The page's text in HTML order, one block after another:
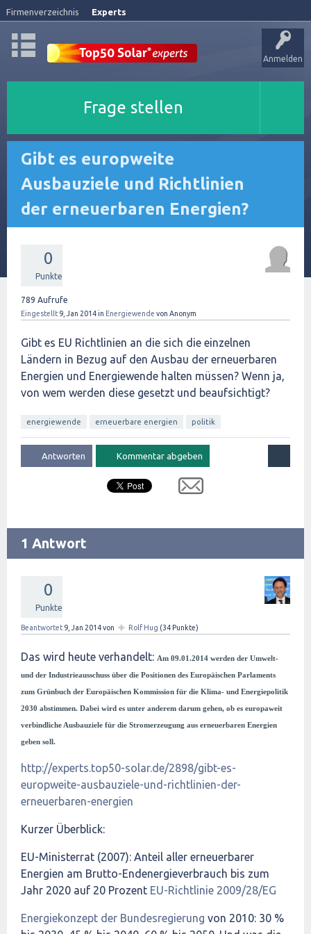
Firmenverzeichnis Experts
Anmelden
Frage stellen
Gibt es europweite
Ausbauziele und Richtlinien
der erneuerbaren Energien?
0
Punkte
789 Aufrufe
Eingestellt 9, Jan 2014in Energiewende von Anonym
Gibt es EU Richtlinien an die sich die einzelnen
Ländern in Bezug auf den Ausbau der erneuerbaren
Energien und Energiewende halten müssen? Wenn ja,
von wem werden diese gesetzt und beaufsichtigt?
energiewende erneuerbare energien politik
1 Antwort
0
Punkte
Beantwortet 9, Jan 2014von ✦ Rolf Hug (34 Punkte)
Das wird heute verhandelt: Am 09.01.2014 werden der Umwelt-
und der Industrieausschuss über die Positionen des Europäischen Parlaments
zum Grünbuch der Europäischen Kommission für die Klima- und Energiepolitik
2030 abstimmen. Dabei wird es unter anderem darum gehen, ob es europaweit
verbindliche Ausbauziele für die Stromerzeugung aus erneuerbaren Energien
geben soll.
http://experts.top50-solar.de/2898/gibt-es-
europweite-ausbauziele-und-richtlinien-der-
erneuerbaren-energien
Kurzer Überblick:
EU-Ministerrat (2007): Anteil aller erneuerbarer
Energien am Brutto-Endenergieverbrauch bis zum
Jahr 2020 auf 20 Prozent EU-Richtlinie 2009/28/EG
Energiekonzept der Bundesregierung von 2010: 30 %